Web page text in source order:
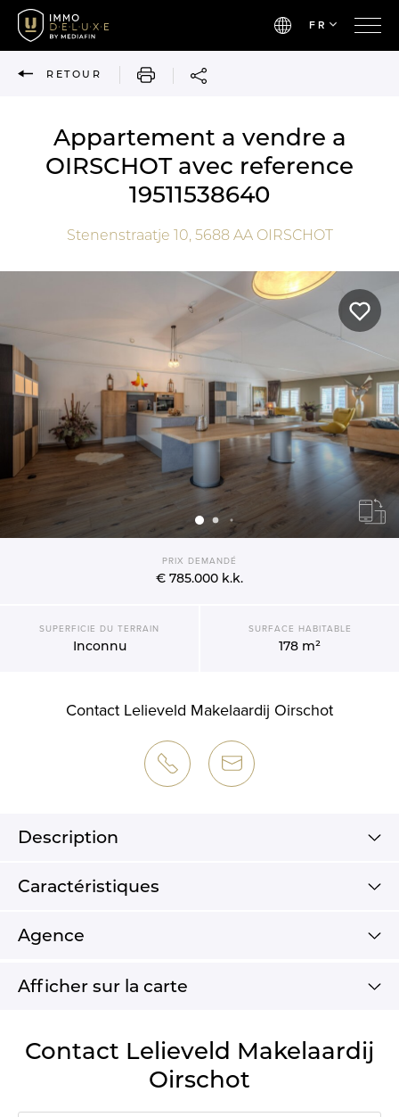
FR
RETOUR IMPRIMER
Appartement a vendre a
OIRSCHOT avec reference
19511538640
Stenenstraatje 10, 5688 AAOIRSCHOT
PRIX DEMANDÉ
€ 785.000 k.k.
SUPERFICIE DU TERRAIN
Inconnu
SURFACE HABITABLE
178 m²
Contact Lelieveld Makelaardij Oirschot
Description
Caractéristiques
Agence
Afficher sur la carte
Contact Lelieveld Makelaardij
Oirschot